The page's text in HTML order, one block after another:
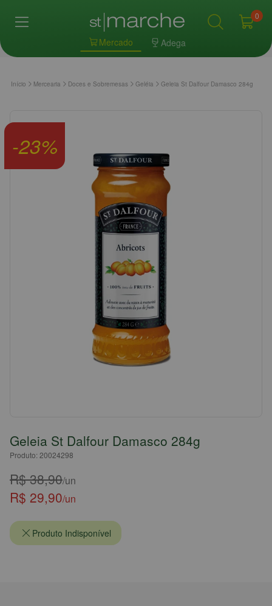
Mercado Adega
0
Início Mercearia Doces e Sobremesas Geléia Geleia St Dalfour Damasco 284g
-23%
Geleia St Dalfour Damasco 284g
Produto: 20024298
R$ 38,90/un
R$ 29,90/un
Produto Indisponível